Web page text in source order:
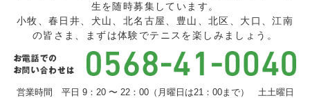
生を随時募集しています。
小牧、春日井、犬山、北名古屋、豊山、北区、大口、江南
の皆さま、まずは体験でテニスを楽しみましょう。
営業時間 平日 9：20 〜 22：00（月曜日は21：00まで） 土土曜日